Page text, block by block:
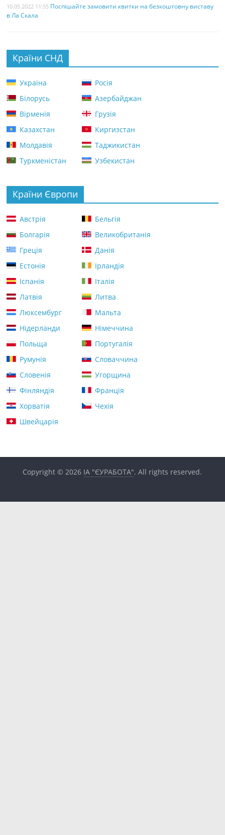
10.05.2022 11:55 Поспішайте замовити квитки на безкоштовну виставу
в Ла Скала
Країни СНД
Україна
Росія
Білорусь
Азербайджан
Вірменія
Грузія
Казахстан
Киргизстан
Молдавія
Таджикистан
Туркменістан
Узбекистан
Країни Європи
Австрія
Бельгія
Болгарія
Великобританія
Греція
Данія
Естонія
Ірландія
Іспанія
Італія
Латвія
Литва
Люксембург
Мальта
Нідерланди
Німеччина
Польща
Португалія
Румунія
Словаччина
Словенія
Угорщина
Фінляндія
Франція
Хорватія
Чехія
Швейцарія
Copyright © 2026 ІА "ЄУРАБОТА". All rights reserved.